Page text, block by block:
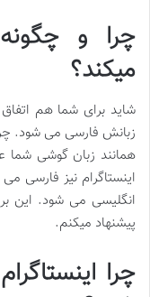
چرا و چگونه
میکند؟
شاید برای شما هم اتفاق
زبانش فارسی می شود. چرا
همانند زبان گوشی شما
اینستاگرام نیز فارسی می
انگلیسی می شود. این
پیشنهاد میکنم.
چرا